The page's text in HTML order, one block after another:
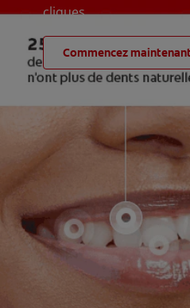
cliques
Commencez maintenant